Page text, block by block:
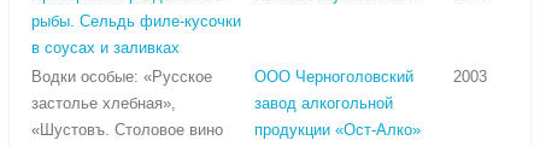
рыбы. Сельдь филе-кусочки
в соусах и заливках
Водки особые: «Русское
застолье хлебная»,
«Шустовъ. Столовое вино
ООО Черноголовский
завод алкогольной
продукции «Ост-Алко»
2003